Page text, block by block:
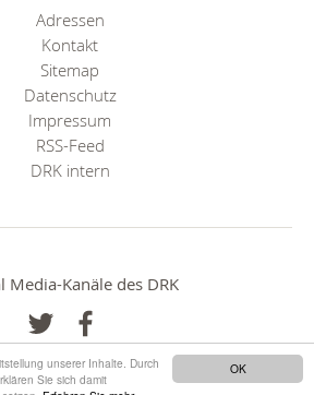
OK
unserer Inhalte. Durch
Sie sich damit
Adressen
Kontakt
Sitemap
Datenschutz
Impressum
RSS-Feed
DRK intern
Media-Kanäle des DRK